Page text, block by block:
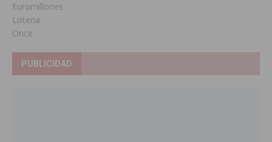
Euromillones
Loteria
Once
PUBLICIDAD